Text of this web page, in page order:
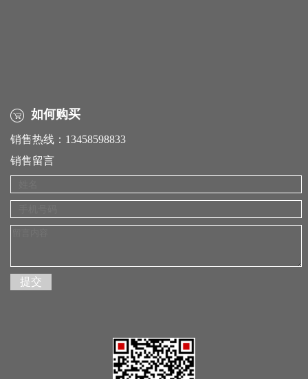
如何购买
销售热线：13458598833
销售留言